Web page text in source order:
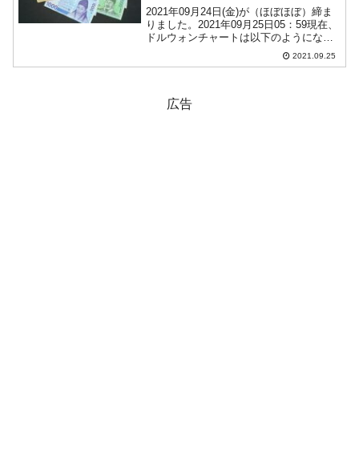
2021年09月24日(金)が（ほぼほぼ）締ま
りました。2021年09月25日05：59現在、
ドルウォンチャートは以下のようになっ
ています（チャートは『Investing.com』
より引用：以下同）。長い陽線になりま
2021.09.25
広告